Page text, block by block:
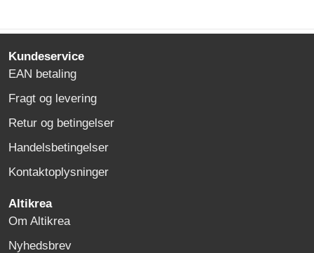
Kundeservice
EAN betaling
Fragt og levering
Retur og betingelser
Handelsbetingelser
Kontaktoplysninger
Altikrea
Om Altikrea
Nyhedsbrev